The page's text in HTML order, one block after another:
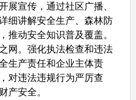
展宣传，通过社区广播、
细讲解安全生产、森林防
推动安全知识普及覆盖。
网。强化执法检查和违法
生产责任和企业主体责
对违法违规行为严厉查
产安全。